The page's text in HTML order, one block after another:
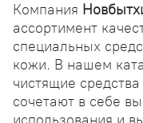
Компания
ассортимент
специальных
кожи. В нашем
чистящие
сочетают в себе